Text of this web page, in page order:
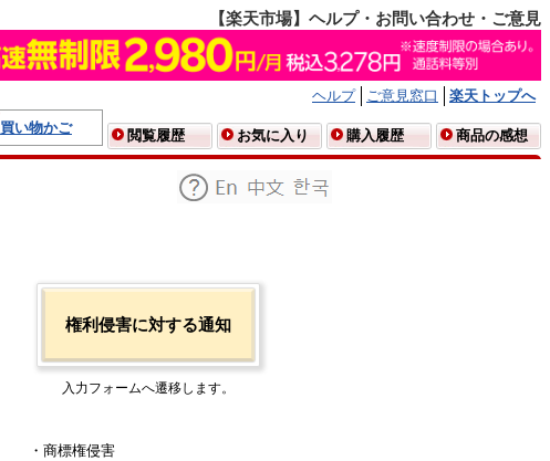
【楽天市場】ヘルプ・お問い合わせ・ご意見
ヘルプ ご意見窓口
楽天トップへ
買い物かご
閲覧履歴 お気に入り 購入履歴 商品の感想
権利侵害に対する通知
入力フォームへ遷移します。
・商標権侵害